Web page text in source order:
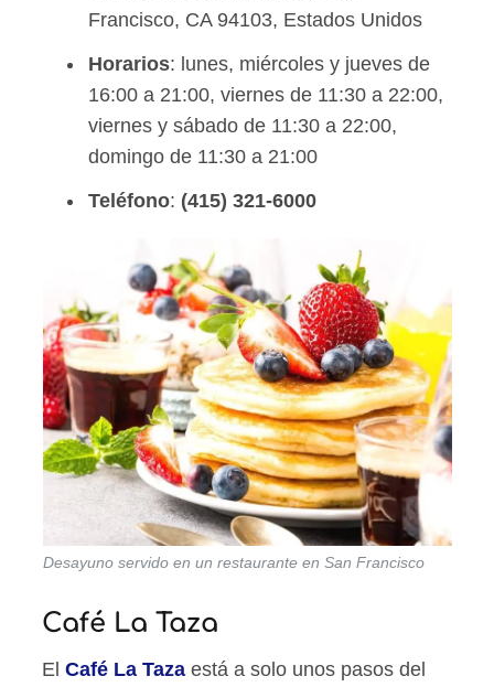
Francisco, CA 94103, Estados Unidos
Horarios: lunes, miércoles y jueves de
16:00 a 21:00, viernes de 11:30 a 22:00,
viernes y sábado de 11:30 a 22:00,
domingo de 11:30 a 21:00
Teléfono: (415) 321-6000
Desayuno servido en un restaurante en San Francisco
Café La Taza
ElCafé La Taza está a solo unos pasos del